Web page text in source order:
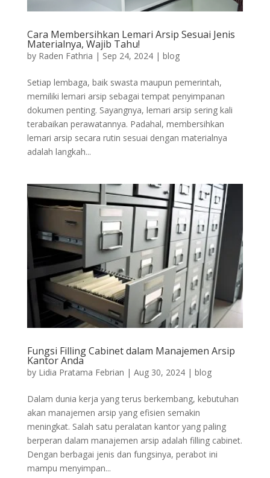
Cara Membersihkan Lemari Arsip Sesuai Jenis
Materialnya, Wajib Tahu!
by Raden Fathria | Sep 24, 2024| blog
Setiap lembaga, baik swasta maupun pemerintah,
memiliki lemari arsip sebagai tempat penyimpanan
dokumen penting. Sayangnya, lemari arsip sering kali
terabaikan perawatannya. Padahal, membersihkan
lemari arsip secara rutin sesuai dengan materialnya
adalah langkah...
Fungsi Filling Cabinet dalam Manajemen Arsip
Kantor Anda
by Lidia Pratama Febrian | Aug 30, 2024| blog
Dalam dunia kerja yang terus berkembang, kebutuhan
akan manajemen arsip yang efisien semakin
meningkat. Salah satu peralatan kantor yang paling
berperan dalam manajemen arsip adalah filling cabinet.
Dengan berbagai jenis dan fungsinya, perabot ini
mampu menyimpan...